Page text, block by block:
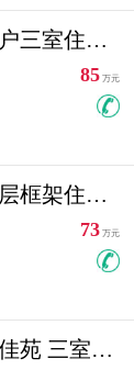
福海路 星河城 一梯两户三室住宅急售
85 万元
福海路 汇福街 三室多层框架住宅急售
73 万元
可公积金 福海路 映雪佳苑 三室住宅急售送小棚